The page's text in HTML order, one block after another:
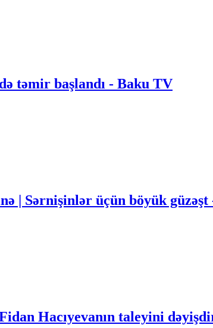
təmir başlandı - Baku TV
| Sərnişinlər üçün böyük
Hacıyevanın taleyini